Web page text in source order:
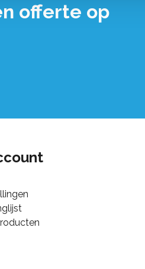
offerte op